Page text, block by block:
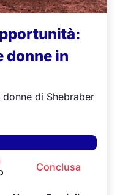
donne in
donne di Shebraber
Conclusa